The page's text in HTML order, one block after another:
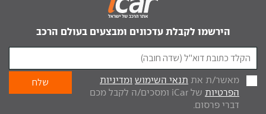
הירשמו לקבלת עדכונים ומבצעים בעולם הרכב
מאשר/ת את תנאי השימוש ומדיניות
הפרטיות
של iCar ומסכים/ה לקבל מכם
דברי פרסום.